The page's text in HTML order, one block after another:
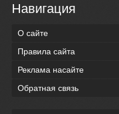
Навигация
О сайте
Правила сайта
Реклама насайте
Обратная связь